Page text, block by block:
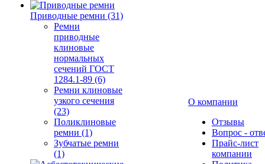
Приводные ремни (31)
Ремни
приводные
клиновые
нормальных
сечений ГОСТ
1284.1-89 (6)
Ремни клиновые
узкого сечения
(23)
Поликлиновые
ремни (1)
Зубчатые ремни
(1)
О компании
Отзывы
Вопрос -
Прайс-лист
компании